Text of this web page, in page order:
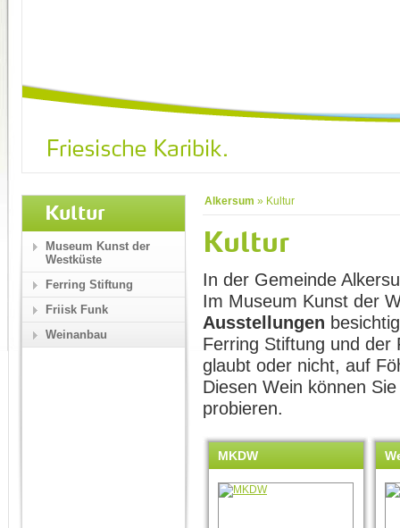
Alkersum » Kultur
Kultur
In der Gemeinde
Im Museum Kunst der
Ausstellungen
Ferring Stiftung und der
glaubt oder nicht, auf
Diesen Wein können
probieren.
MKDW
Kultur
Museum Kunst der
Westküste
Ferring Stiftung
Friisk Funk
Weinanbau